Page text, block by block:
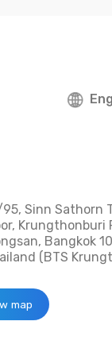
Sinn Sathorn
Krungthonburi
Bangkok
(BTS
map